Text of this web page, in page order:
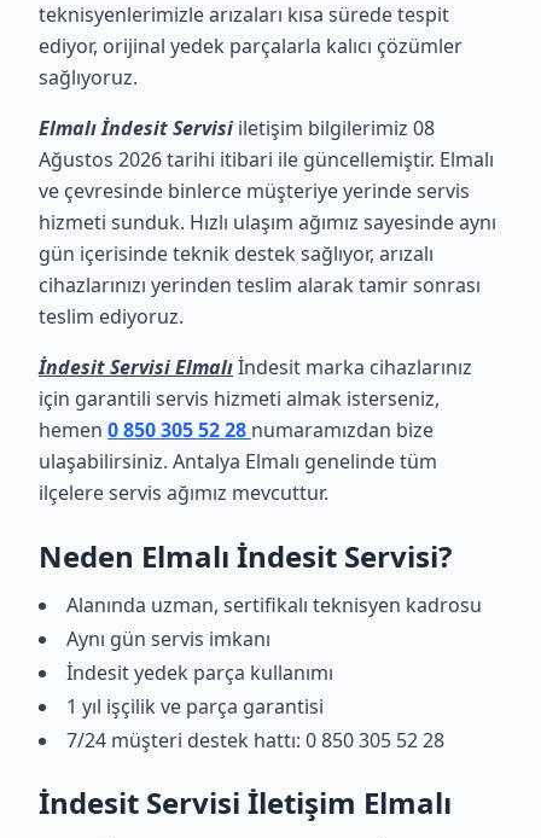
teknisyenlerimizle arızaları kısa sürede tespit
ediyor, orijinal yedek parçalarla kalıcı çözümler
sağlıyoruz.
Elmalı İndesit Servisi iletişim bilgilerimiz 08
Ağustos 2026 tarihi itibari ile güncellemiştir. Elmalı
ve çevresinde binlerce müşteriye yerinde servis
hizmeti sunduk. Hızlı ulaşım ağımız sayesinde aynı
gün içerisinde teknik destek sağlıyor, arızalı
cihazlarınızı yerinden teslim alarak tamir sonrası
teslim ediyoruz.
İndesit Servisi Elmalıİndesit marka cihazlarınız
için garantili servis hizmeti almak isterseniz,
hemen 0 850 305 52 28 numaramızdan bize
ulaşabilirsiniz. Antalya Elmalı genelinde tüm
ilçelere servis ağımız mevcuttur.
Neden Elmalı İndesit Servisi?
Alanında uzman, sertifikalı teknisyen kadrosu
Aynı gün servis imkanı
İndesit yedek parça kullanımı
1 yıl işçilik ve parça garantisi
7/24 müşteri destek hattı: 0 850 305 52 28
İndesit Servisi İletişim Elmalı